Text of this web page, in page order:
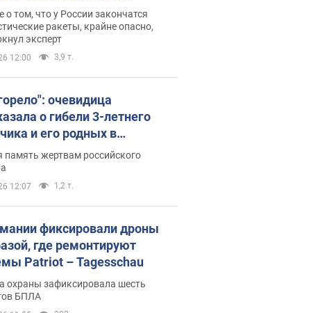
Интервью с Мельником
о том, что у России закончатся
ракеты, крайне опасно,
эксперт
12:00 3,9 т.
очевидица
о гибели 3-летнего
и его родных в
атаки РФ на Киевскую
Видео и фото
память жертвам российского
12:07 1,2 т.
фиксировали дроны
где ремонтируют
Patriot – Tagesschau
охраны зафиксировала шесть
БПЛА